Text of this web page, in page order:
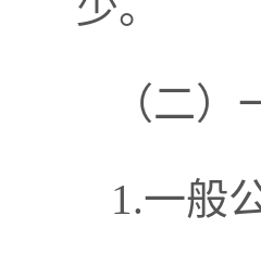
（二
1.一般